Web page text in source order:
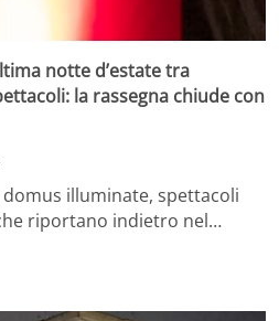
notte d’estate tra
la rassegna chiude con
illuminate, spettacoli
riportano indietro nel…